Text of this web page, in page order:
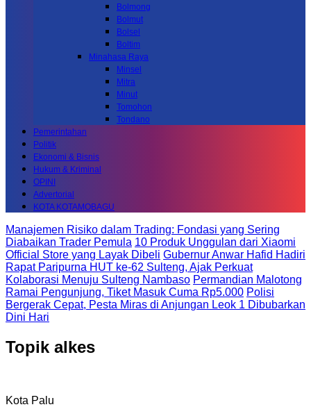
Bolmong
Bolmut
Bolsel
Boltim
Minahasa Raya
Minsel
Mitra
Minut
Tomohon
Tondano
Pemerintahan
Politik
Ekonomi & Bisnis
Hukum & Kriminal
OPINI
Advertorial
KOTA KOTAMOBAGU
Manajemen Risiko dalam Trading: Fondasi yang Sering
Diabaikan Trader Pemula 10 Produk Unggulan dari Xiaomi
Official Store yang Layak Dibeli Gubernur Anwar Hafid Hadiri
Rapat Paripurna HUT ke-62 Sulteng, Ajak Perkuat
Kolaborasi Menuju Sulteng Nambaso Permandian Malotong
Ramai Pengunjung, Tiket Masuk Cuma Rp5.000 Polisi
Bergerak Cepat, Pesta Miras di Anjungan Leok 1 Dibubarkan
Dini Hari
Topik alkes
Kota Palu